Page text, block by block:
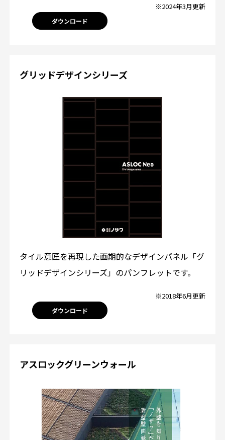
※2024年3月更新
ダウンロード
グリッドデザインシリーズ
タイル意匠を再現した画期的なデザインパネル「グ
リッドデザインシリーズ」のパンフレットです。
※2018年6月更新
ダウンロード
アスロックグリーンウォール